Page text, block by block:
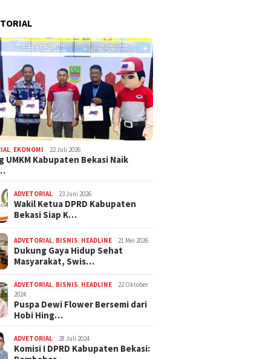
Wisata Alam
Bunga
Lotus di Serang
12 November 2025
Warga Kabupaten Bekasi
Nikmati Manisnya Cuan dari
Jeruk Kasturi Selasih
EKONOMI 22 Juli 2026
UMKM Kabupaten Bekasi Naik
ADVETORIAL 23 Juni 2026
Wakil Ketua DPRD Kabupaten
Bekasi Siap K…
ADVETORIAL BISNIS HEADLINE 21 Mei 2026
Dukung Gaya Hidup Sehat
Masyarakat, Swis…
ADVETORIAL BISNIS HEADLINE
22 Oktober
2024
Puspa Dewi Flower Bersemi dari
Hobi Hing…
ADVETORIAL 28 Juli 2024
Komisi I DPRD Kabupaten Bekasi: